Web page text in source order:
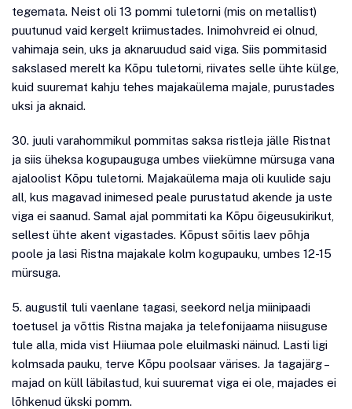
tegemata. Neist oli 13 pommi tuletorni (mis on metallist)
puutunud vaid kergelt kriimustades. Inimohvreid ei olnud,
vahimaja sein, uks ja aknaruudud said viga. Siis pommitasid
sakslased merelt ka Kõpu tuletorni, riivates selle ühte külge,
kuid suuremat kahju tehes majakaülema majale, purustades
uksi ja aknaid.
30. juuli varahommikul pommitas saksa ristleja jälle Ristnat
ja siis üheksa kogupauguga umbes viiekümne mürsuga vana
ajaloolist Kõpu tuletorni. Majakaülema maja oli kuulide saju
all, kus magavad inimesed peale purustatud akende ja uste
viga ei saanud. Samal ajal pommitati ka Kõpu õigeusukirikut,
sellest ühte akent vigastades. Kõpust sõitis laev põhja
poole ja lasi Ristna majakale kolm kogupauku, umbes 12-15
mürsuga.
5. augustil tuli vaenlane tagasi, seekord nelja miinipaadi
toetusel ja võttis Ristna majaka ja telefonijaama niisuguse
tule alla, mida vist Hiiumaa pole eluilmaski näinud. Lasti ligi
kolmsada pauku, terve Kõpu poolsaar värises. Ja tagajärg –
majad on küll läbilastud, kui suuremat viga ei ole, majades ei
lõhkenud ükski pomm.